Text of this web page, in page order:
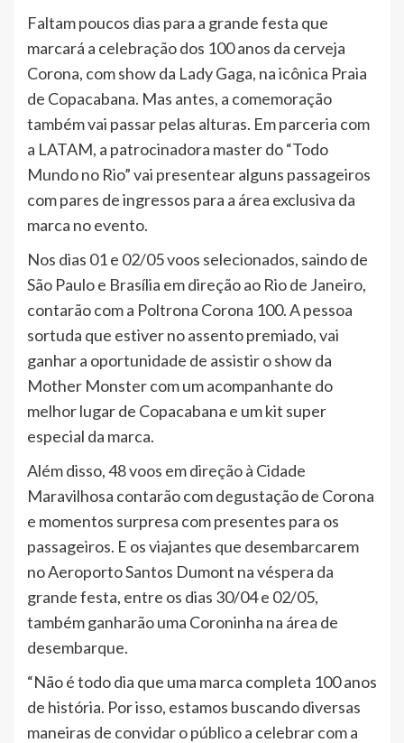
Faltam poucos dias para a grande festa que
marcará a celebração dos 100 anos da cerveja
Corona, com show da Lady Gaga, na icônica Praia
de Copacabana. Mas antes, a comemoração
também vai passar pelas alturas. Em parceria com
a LATAM, a patrocinadora master do “Todo
Mundo no Rio” vai presentear alguns passageiros
com pares de ingressos para a área exclusiva da
marca no evento.
Nos dias 01 e 02/05 voos selecionados, saindo de
São Paulo e Brasília em direção ao Rio de Janeiro,
contarão com a Poltrona Corona 100. A pessoa
sortuda que estiver no assento premiado, vai
ganhar a oportunidade de assistir o show da
Mother Monster com um acompanhante do
melhor lugar de Copacabana e um kit super
especial da marca.
Além disso, 48 voos em direção à Cidade
Maravilhosa contarão com degustação de Corona
e momentos surpresa com presentes para os
passageiros. E os viajantes que desembarcarem
no Aeroporto Santos Dumont na véspera da
grande festa, entre os dias 30/04 e 02/05,
também ganharão uma Coroninha na área de
desembarque.
“Não é todo dia que uma marca completa 100 anos
de história. Por isso, estamos buscando diversas
maneiras de convidar o público a celebrar com a